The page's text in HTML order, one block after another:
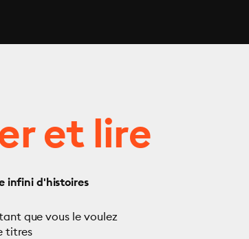
et lire
infini d'histoires
que vous le voulez
titres